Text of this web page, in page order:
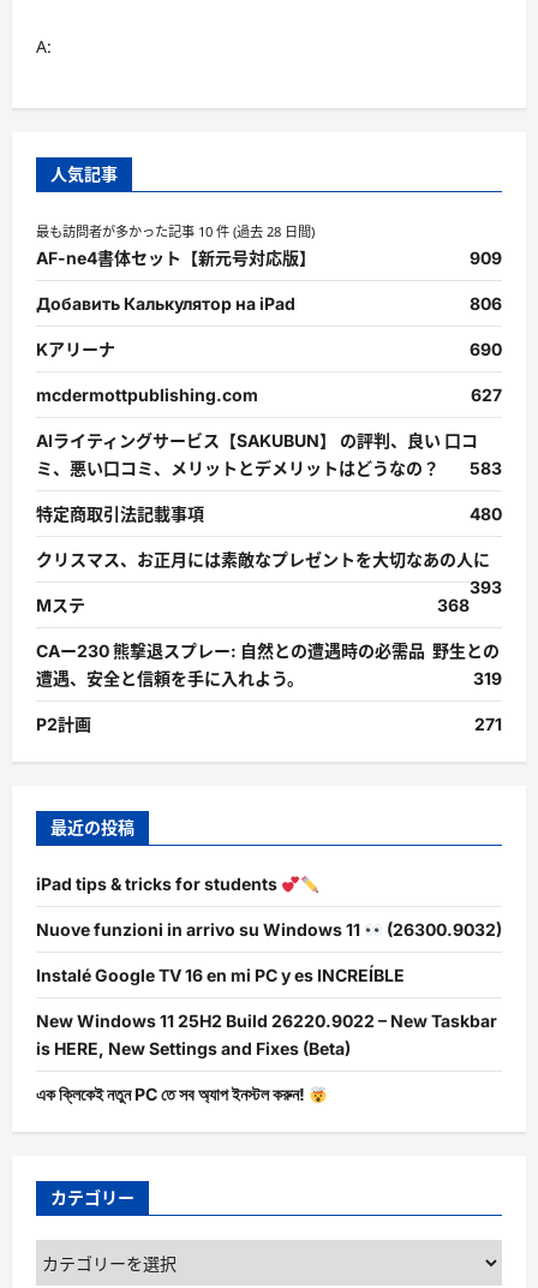
A:
人気記事
最も訪問者が多かった記事 10 件 (過去 28 日間)
AF-ne4書体セット【新元号対応版】 909
Добавить Калькулятор на iPad 806
Kアリーナ 690
mcdermottpublishing.com 627
AIライティングサービス【SAKUBUN】 の評判、良い 口コ
ミ、悪い口コミ、メリットとデメリットはどうなの？
583
特定商取引法記載事項 480
クリスマス、お正月には素敵なプレゼントを大切なあの人に
393
Mステ
368
CAー230 熊撃退スプレー: 自然との遭遇時の必需品 野生との
遭遇、安全と信頼を手に入れよう。
319
P2計画 271
最近の投稿
iPad tips & tricks for students
Nuove funzioni in arrivo su Windows 11 (26300.9032)
Instalé Google TV 16 en mi PC y es INCREÍBLE
New Windows 11 25H2 Build 26220.9022 – New Taskbar
is HERE, New Settings and Fixes (Beta)
এক ক্লিকেই নতুন PC তে সব অ্যাপ ইনস্টল করুন!
カテゴリー
カ
テ